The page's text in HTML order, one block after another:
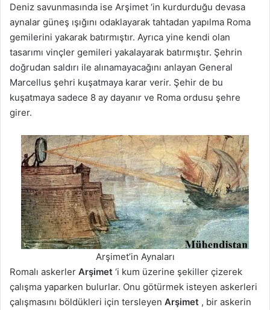
Deniz savunmasında ise Arşimet ‘in kurdurduğu devasa
aynalar güneş ışığını odaklayarak tahtadan yapılma Roma
gemilerini yakarak batırmıştır. Ayrıca yine kendi olan
tasarımı vinçler gemileri yakalayarak batırmıştır. Şehrin
doğrudan saldırı ile alınamayacağını anlayan General
Marcellus şehri kuşatmaya karar verir. Şehir de bu
kuşatmaya sadece 8 ay dayanır ve Roma ordusu şehre
girer.
Arşimet’in Aynaları
Romalı askerler Arşimet ‘i kum üzerine şekiller çizerek
çalışma yaparken bulurlar. Onu götürmek isteyen askerleri
çalışmasını böldükleri için tersleyen Arşimet , bir askerin